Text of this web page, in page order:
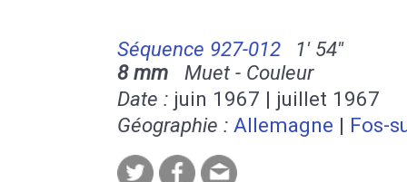
Séquence 927-012
1' 54''
8 mm Muet - Couleur
Date : juin 1967 | juillet 1967
Géographie : Allemagne | Fos-